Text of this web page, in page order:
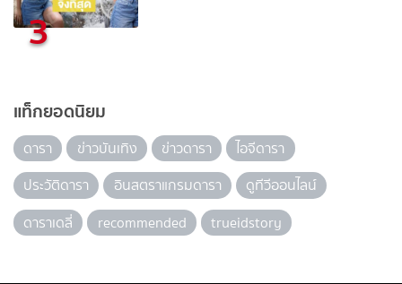
3
แท็กยอดนิยม
ดารา ข่าวบันเทิง ข่าวดารา
ไอจีดารา
ประวัติดารา
อินสตราแกรมดารา
ดูทีวีออนไลน์
ดาราเดลี่
recommended trueidstory